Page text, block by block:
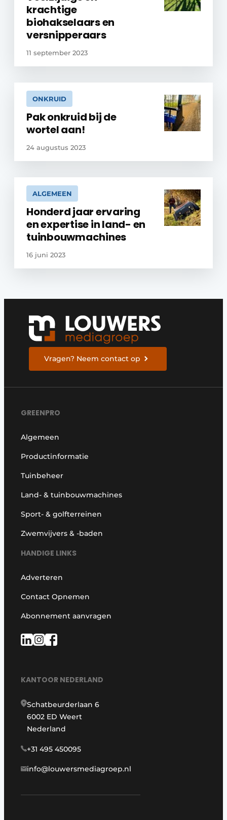
krachtige
biohakselaars en
versnipperaars
11 september 2023
ONKRUID
Pak onkruid bij de
wortel aan!
24 augustus 2023
ALGEMEEN
Honderd jaar ervaring
en expertise in land- en
tuinbouwmachines
16 juni 2023
Vragen? Neem contact op
GREENPRO
Algemeen
Productinformatie
Tuinbeheer
Land- & tuinbouwmachines
Sport- & golfterreinen
Zwemvijvers & -baden
HANDIGE LINKS
Adverteren
Contact Opnemen
Abonnement aanvragen
KANTOOR NEDERLAND
Schatbeurderlaan 6
6002 ED Weert
Nederland
+31 495 450095
info@louwersmediagroep.nl